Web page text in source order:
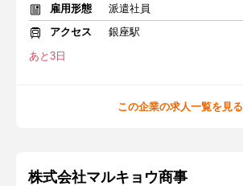
雇用形態
派遣社員
アクセス
銀座駅
あと3日
この企業の求人一覧を見る
株式会社マルキョウ商事